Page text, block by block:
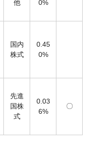
他
0%
国内
株式
0.45
0%
先進
国株
式
0.03
6%
〇